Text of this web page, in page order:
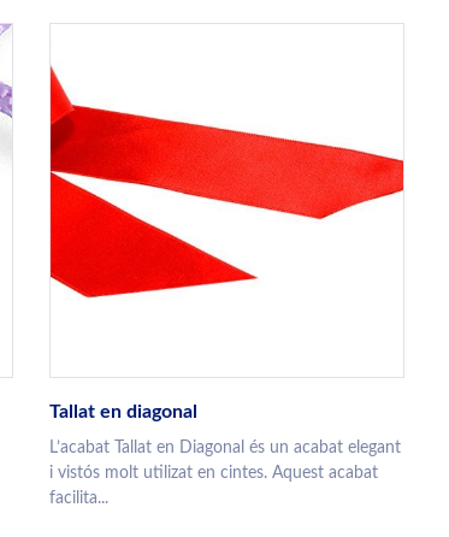
Tallat en diagonal
L’acabat Tallat en Diagonal és un acabat elegant
i vistós molt utilizat en cintes. Aquest acabat
facilita...